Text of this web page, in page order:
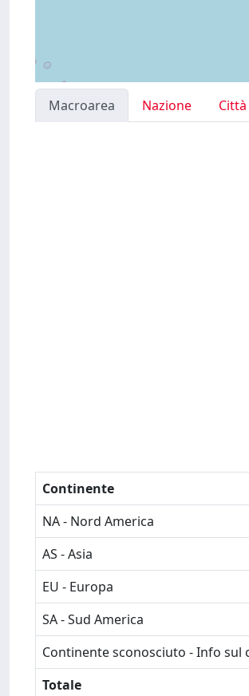
Macroarea Nazione Città
Continente
NA - Nord America
AS - Asia
EU - Europa
SA - Sud America
Continente sconosciuto - Info
Totale